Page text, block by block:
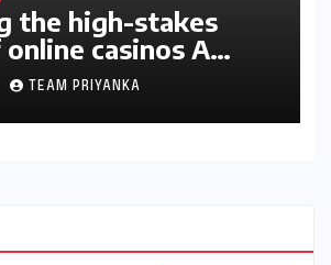
the high-stakes
casinos A
guide
TEAM PRIYANKA